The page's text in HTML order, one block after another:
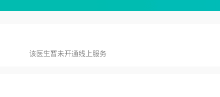
该医生暂未开通线上服务